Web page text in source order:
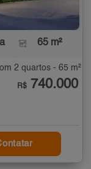
65 m²
2 quartos - 65 m²
R$ 740.000